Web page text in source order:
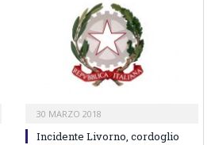
30 MARZO 2018
Incidente Livorno, cordoglio